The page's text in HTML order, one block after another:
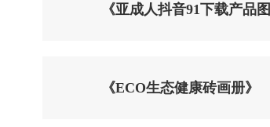
《亚成人抖音91下载产品图
《ECO生态健康砖画册》